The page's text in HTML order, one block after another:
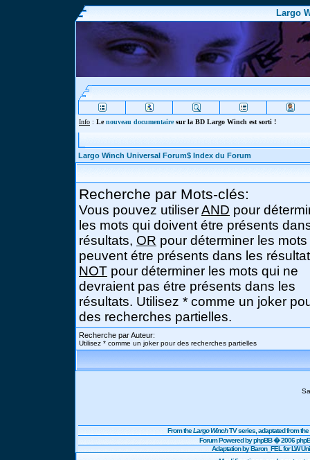
Largo
Info : Lenouveau documentairesur la BD Largo Winch est sorti !
Largo Winch Universal Forum$ Index du Forum
Recherche par Mots-clés:
Vous pouvez utiliserAND pour
les mots qui doivent étre présents
résultats, OR pour déterminer les
peuvent étre présents dans les
NOT pour déterminer les mots qui ne
devraient pas étre présents dans les
résultats. Utilisez * comme un joker
des recherches partielles.
Recherche par Auteur:
Utilisez * comme un joker pour des recherches partielles
From theLargo WinchTV series, adaptated from
Forum Powered byphpBB� 2006
Adaptation by Baron_FEL for LW